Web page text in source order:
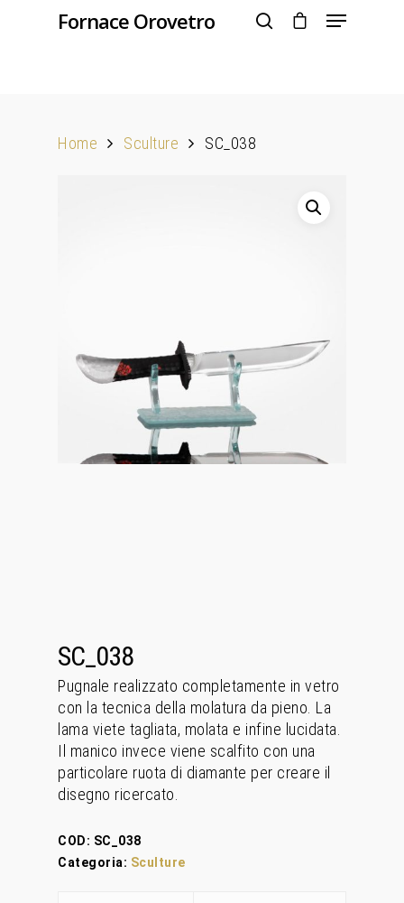
Fornace Orovetro
Home Sculture SC_038
SC_038
Pugnale realizzato completamente in vetro
con la tecnica della molatura da pieno. La
lama viete tagliata, molata e infine lucidata.
Il manico invece viene scalfito con una
particolare ruota di diamante per creare il
disegno ricercato.
COD: SC_038
Categoria: Sculture